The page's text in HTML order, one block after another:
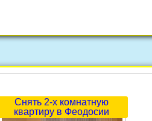
Снять 2-х комнатную
квартиру в Феодосии